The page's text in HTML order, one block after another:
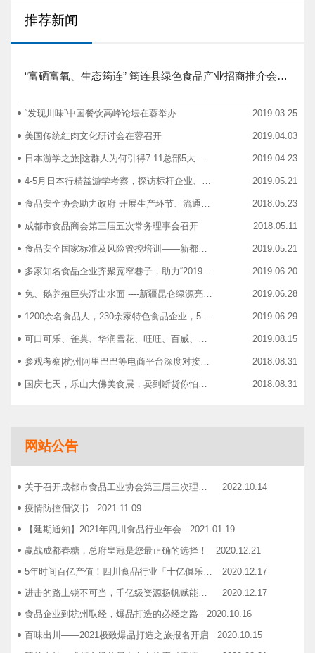
推荐新闻
“富硒富氧、生态筠连” 筠连县绿色食品产业招商推介会圆满举行
“发现川味”中国餐饮高峰论坛在蓉举办 2019.03.25
美国传统红肉文化研讨会在蓉召开 2019.04.03
日本游学之旅|这群人为何引得7-11总部5大高管集团出动 2019.04.23
4-5月日本行精益游学考察，探访标杆企业、解析成功密码 2019.05.21
食品安全协会助力政府 开展生产环节、流通环节、餐饮环节培训会 2018.05.23
成都市食品商会第三届五次常务理事会召开 2018.05.11
食品安全国家标准及风险管控培训——新都站、广汉站、简阳站 2019.05.21
多家知名食品企业齐聚宽窄巷子，助力“2019食品安全宣传周” 2019.06.20
兔、鹅养殖巨头浮出水面 ----新疆昆仑绿源亮相成都餐饮供应链展 引领绿色食材新高度 2019.06.28
1200余名食品人，230余家特色食品企业，50余家新零售平台齐聚成都“搞事情”！ 2019.06.29
可口可乐、雀巢、华润雪花、旺旺、百威、青岛啤酒，销售过亿的经销商等齐聚上海，只为2019中国快消品大会！ 2019.08.15
参观考察|杭州阿里巴巴等电商平台深度对接，仅剩3个名额！ 2018.08.31
国庆七天，乐山大佛美食展，卖到断货你怕了吗？ 2018.08.31
志宏印务灾后复产暨十五周年感恩答谢会
网站公告
关于召开成都市食品工业协会第三届三次理事会的通知
2022.10.14
疫情防控倡议书
2021.11.09
【延期通知】2021年四川食品行业年会
2021.01.19
赢战成都春糖，总府皇冠是您最正确的选择！
2020.12.21
5年时间百亿产值！四川食品行业「十亿俱乐部」合伙人招募！
2020.12.17
进击的路上锐不可当，千亿级资源扬帆赋能！电商启航班招募啦！
2020.12.17
食品企业到杭州取经，爆品打造的必经之路
2020.10.16
百味出川——2021极致爆品打造之旅报名开启
2020.10.15